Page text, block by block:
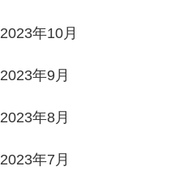
2023年10月
2023年9月
2023年8月
2023年7月